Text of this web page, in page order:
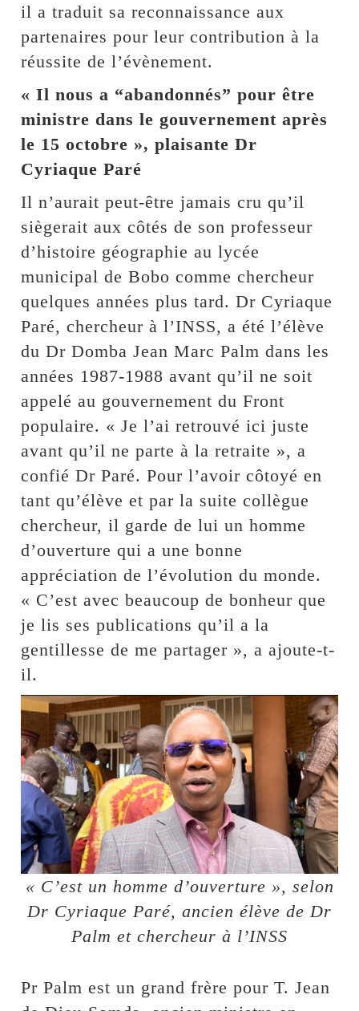
il a traduit sa reconnaissance aux
partenaires pour leur contribution à la
réussite de l’évènement.
« Il nous a “abandonnés” pour être
ministre dans le gouvernement après
le 15 octobre », plaisante Dr
Cyriaque Paré
Il n’aurait peut-être jamais cru qu’il
siègerait aux côtés de son professeur
d’histoire géographie au lycée
municipal de Bobo comme chercheur
quelques années plus tard. Dr Cyriaque
Paré, chercheur à l’INSS, a été l’élève
du Dr Domba Jean Marc Palm dans les
années 1987-1988 avant qu’il ne soit
appelé au gouvernement du Front
populaire. « Je l’ai retrouvé ici juste
avant qu’il ne parte à la retraite », a
confié Dr Paré. Pour l’avoir côtoyé en
tant qu’élève et par la suite collègue
chercheur, il garde de lui un homme
d’ouverture qui a une bonne
appréciation de l’évolution du monde.
« C’est avec beaucoup de bonheur que
je lis ses publications qu’il a la
gentillesse de me partager », a ajoute-t-
il.
« C’est un homme d’ouverture », selon
Dr Cyriaque Paré, ancien élève de Dr
Palm et chercheur à l’INSS
Pr Palm est un grand frère pour T. Jean